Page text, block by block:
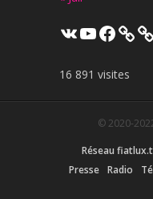
VK YouTube
Facebook
16 891 visites
© 2020-
Réseau
Presse Radio